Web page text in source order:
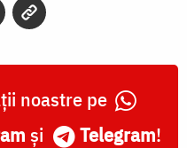
noastre pe
și Telegram!